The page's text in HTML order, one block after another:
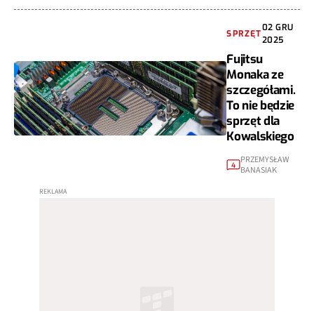
SPRZĘT
02 GRU
2025
Fujitsu
Monaka ze
szczegółami.
To nie będzie
sprzęt dla
Kowalskiego
4
PRZEMYSŁAW
BANASIAK